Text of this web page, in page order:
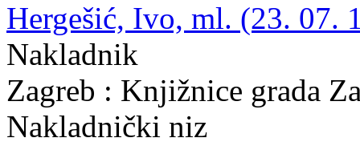
Hergešić, Ivo, ml. (23. 07.
Nakladnik
Zagreb : Knjižnice grada
Nakladnički niz